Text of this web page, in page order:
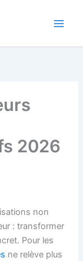
2026
non
: transformer
Pour les
ne relève plus